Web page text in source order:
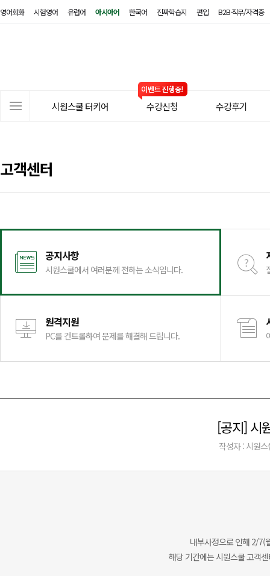
영어회화 시험영어 유럽어 아시아어 한국어 진짜학습지 편입 B2B·직무/자격증
시원스쿨 터키어 수강신청 수강후기
고객센터
공지사항
시원스쿨에서 여러분께 전하는 소식입니다.
원격지원
PC를 컨트롤하여 문제를 해결해 드립니다.
[공지] 시
작성자 : 시원스
내부사정으로 인해 2/7(
해당 기간에는 시원스쿨 고객